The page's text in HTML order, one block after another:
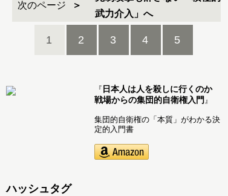
次のページ
武力介入」へ
1 2 3 4 5
『 日本人は人を殺しに行くのか
戦場からの集団的自衛権入門 』
集団的自衛権の「本質」がわかる決
定的入門書
ハッシュタグ